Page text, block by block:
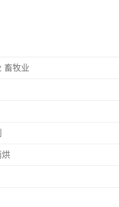
畜牧业
烘